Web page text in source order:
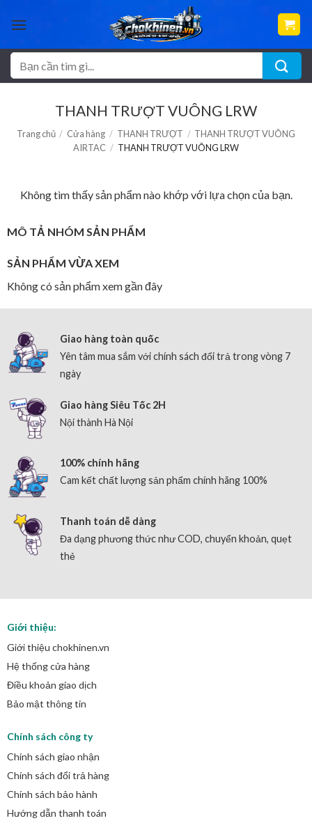
qua
dung
kiếm:
THANH TRƯỢT VUÔNG LRW
Trang chủ / Cửa hàng / THANH TRƯỢT / THANH TRƯỢT VUÔNG
AIRTAC / THANH TRƯỢT VUÔNG LRW
Không tìm thấy sản phẩm nào khớp với lựa chọn của bạn.
MÔ TẢ NHÓM SẢN PHẨM
SẢN PHẨM VỪA XEM
Không có sản phẩm xem gần đây
Giao hàng toàn quốc
Yên tâm mua sắm với chính sách đổi trả trong vòng 7
ngày
Giao hàng Siêu Tốc 2H
Nội thành Hà Nội
100% chính hãng
Cam kết chất lượng sản phẩm chính hãng 100%
Thanh toán dễ dàng
Đa dạng phương thức như COD, chuyển khoản, quẹt
thẻ
Giới thiệu:
Giới thiệu chokhinen.vn
Hệ thống cửa hàng
Điều khoản giao dịch
Bảo mật thông tin
Chính sách công ty
Chính sách giao nhận
Chính sách đổi trả hàng
Chính sách bảo hành
Hướng dẫn thanh toán